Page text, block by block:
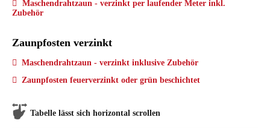
Maschendrahtzaun - verzinkt per laufender Meter inkl.
Zubehör
Zaunpfosten verzinkt
Maschendrahtzaun - verzinkt inklusive Zubehör
Zaunpfosten feuerverzinkt oder grün beschichtet
Tabelle lässt sich horizontal scrollen